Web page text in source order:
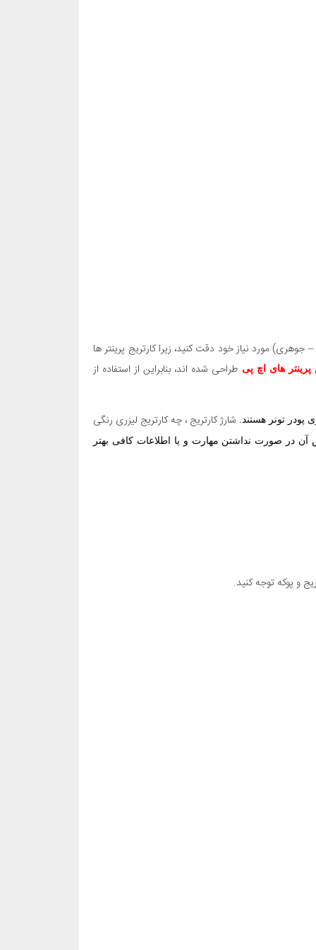
مورد نیاز خود دقت کنید، زیرا کارتریج پرینتر ها
پرینتر های اچ پی طراحی شده اند، بنابراین از استفاده از
پودر تونر هستند. شارژ کارتریج ، چه کارتریج لیزری رنگی
آن در صورت نداشتن مهارت و یا اطلاعات کافی بهتر
و پوکه توجه کنید.